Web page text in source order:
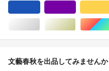
シルバー/銀色系ゴールド/
文藝春秋を出品してみませんか